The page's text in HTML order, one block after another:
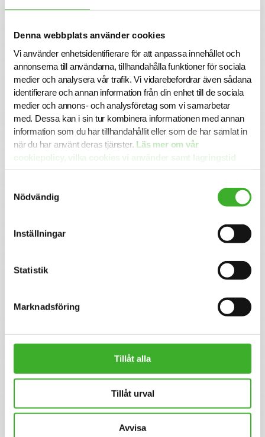
Denna webbplats använder cookies
Vi använder enhetsidentifierare för att anpassa innehållet och
annonserna till användarna, tillhandahålla funktioner för sociala
medier och analysera vår trafik. Vi vidarebefordrar även sådana
identifierare och annan information från din enhet till de sociala
medier och annons- och analysföretag som vi samarbetar
med. Dessa kan i sin tur kombinera informationen med annan
information som du har tillhandahållit eller som de har samlat in
när du har använt deras tjänster. Läs mer om vår
cookiepolicy, vilka cookies vi använder samt lagringstid
här.
Nödvändig
Inställningar
Statistik
Marknadsföring
Tillåt alla
Tillåt urval
Avvisa
stora arbetsgivare att säkerställa korrekta
kunder och totalt 300 000 anställda är bolaget en
Ansökan
För mer information om tjänsten är du välkommen att
kontakta Atena Kamaliha. Vi intervjuar löpande och
tjänsten kan komma att tillsättas innan ansökningstiden
har gått ut. Sista ansökningsdag är 2025-04-30.
Varmt välkommen med din ansökan!
Konsult hos SJR
av en dedikerad organisation med kompetens att ge dig
perfekta förutsättningar att utvecklas både inom din
stora nätverk av intressanta företag och uppdragsgivare
och därmed en unik möjlighet att ta din karriär till nästa
Vi på SJR bryr oss om vår personal och tillsammans med
oss får du en långsiktig partner som ger dig trygghet och
en nära relation med din konsultchef som stöttar dig i din